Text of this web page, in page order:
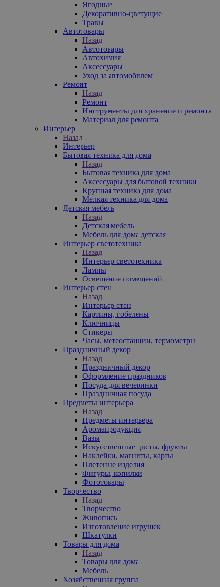
Ягодные
Декоративно-цветущие
Травы
Автотовары
Назад
Автотовары
Автохимия
Аксессуары
Уход за автомобилем
Ремонт
Назад
Ремонт
Инструменты для хранение и ремонта
Материал для ремонта
Интерьер
Назад
Интерьер
Бытовая техника для дома
Назад
Бытовая техника для дома
Аксессуары для бытовой техники
Крупная техника для дома
Мелкая техника для дома
Детская мебель
Назад
Детская мебель
Мебель для дома детская
Интерьер светотехника
Назад
Интерьер светотехника
Лампы
Освещение помещений
Интерьер стен
Назад
Интерьер стен
Картины, гобелены
Ключницы
Стикеры
Часы, метеостанции, термометры
Праздничный декор
Назад
Праздничный декор
Оформление праздников
Посуда для вечеринки
Праздничная посуда
Предметы интерьера
Назад
Предметы интерьера
Аромапродукция
Вазы
Искусственные цветы, фрукты
Наклейки, магниты, карты
Плетеные изделия
Фигуры, копилки
Фототовары
Творчество
Назад
Творчество
Живопись
Изготовление игрушек
Шкатулки
Товары для дома
Назад
Товары для дома
Мебель
Хозяйственная группа